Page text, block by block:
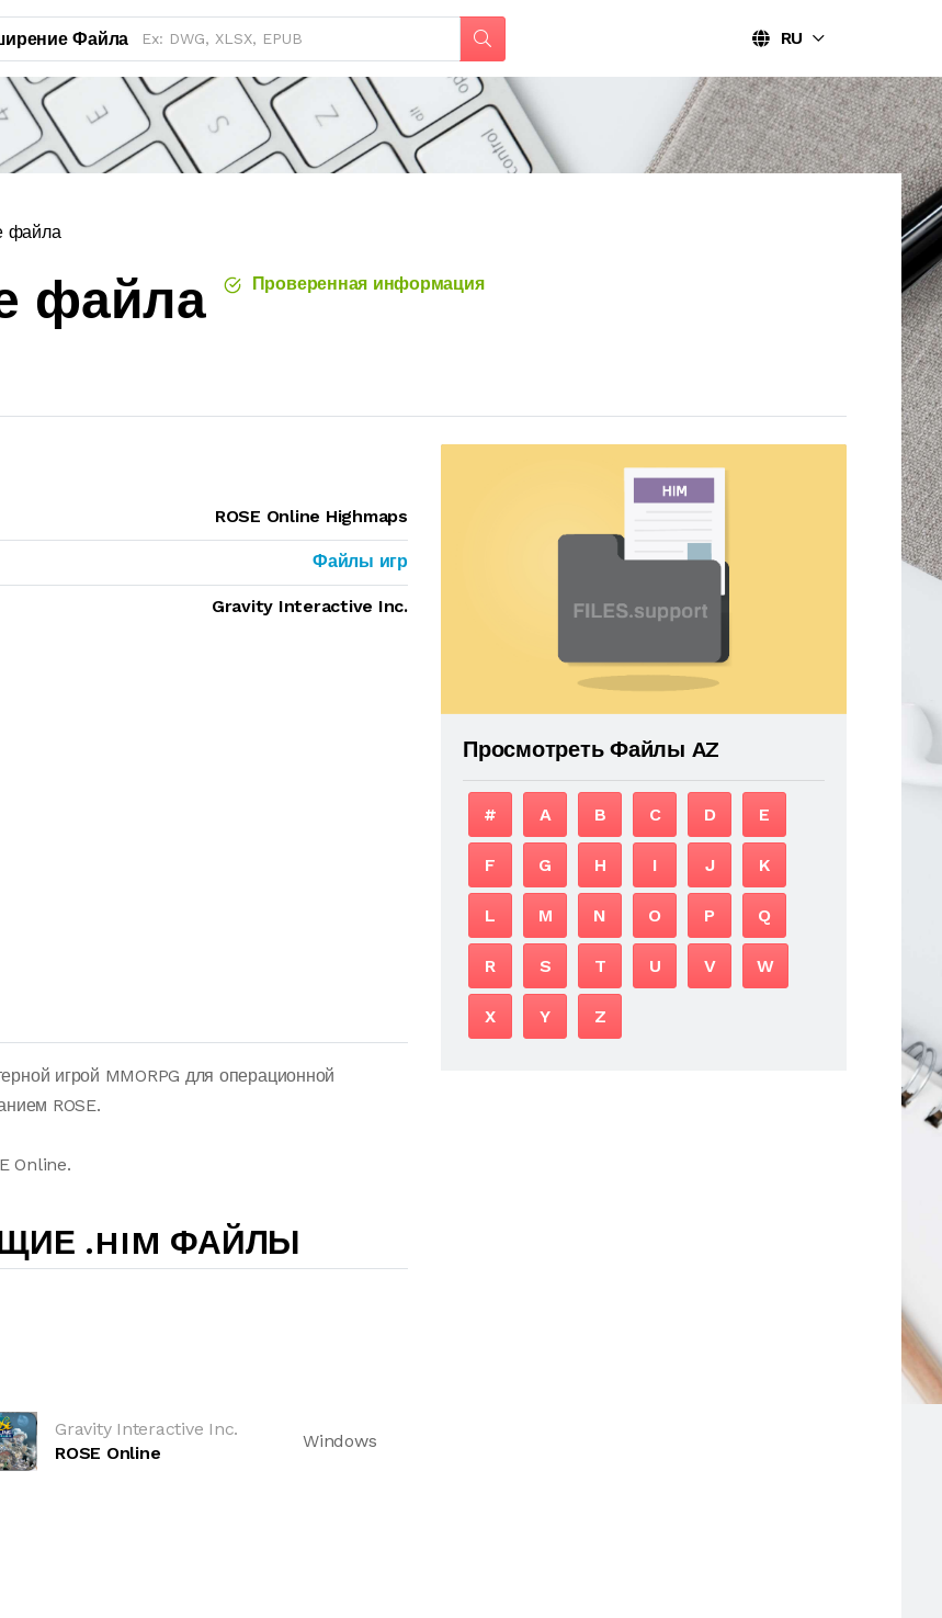
Файла RU
файла
файла Проверенная информация
ROSE Online Highmaps
Файлы игр
Gravity Interactive Inc.
игрой MMORPG для операционной
ROSE.
Online.
.HIM ФАЙЛЫ
Gravity Interactive Inc.
ROSE Online
Windows
Просмотреть Файлы AZ
# A B C D E
F G H I J K
L M N O P Q
R S T U V W
X Y Z